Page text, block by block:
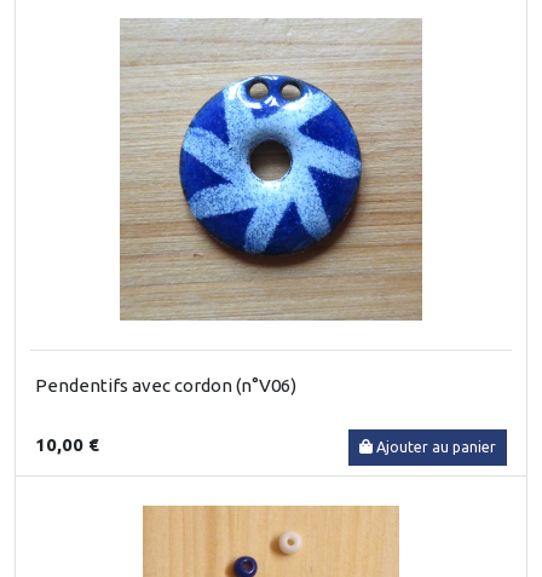
Pendentifs avec cordon (n°V06)
10,00 € Ajouter au panier